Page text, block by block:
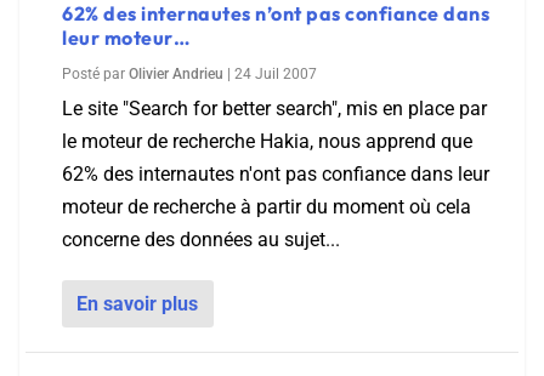
62% des internautes n’ont pas confiance dans
leur moteur…
Posté par Olivier Andrieu 24 Juil 2007
Le site "Search for better search", mis en place par
le moteur de recherche Hakia, nous apprend que
62% des internautes n'ont pas confiance dans leur
moteur de recherche à partir du moment où cela
concerne des données au sujet...
En savoir plus